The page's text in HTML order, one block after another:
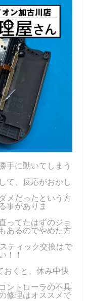
手に動いてしまう
て、反応がおかし
メだったという方
事がありま
ってたはずのジョ
あるのでやめた方
ティック交換はで
！！
おくと、休み中快
ントローラの不具
修理はオススメで